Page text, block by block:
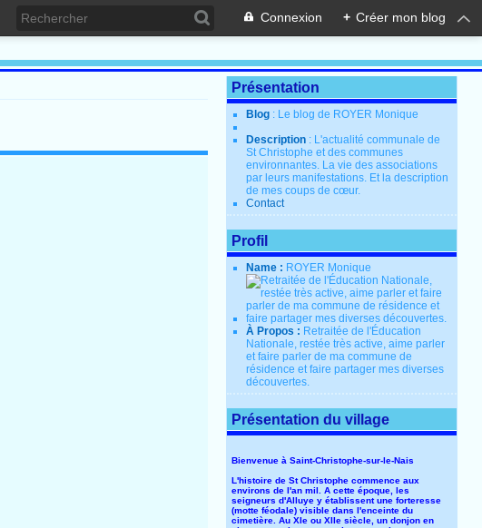
Connexion + Créer mon blog
Présentation
Blog : Le blog de ROYER Monique
Description : L'actualité communale de
St Christophe et des communes
environnantes. La vie des associations
par leurs manifestations. Et la description
de mes coups de cœur.
Contact
Profil
Name : ROYER Monique
À Propos : Retraitée de l'Éducation
Nationale, restée très active, aime parler
et faire parler de ma commune de
résidence et faire partager mes diverses
découvertes.
Présentation du village
Bienvenue à Saint-Christophe-sur-le-Nais
L'histoire de St Christophe commence aux
environs de l'an mil. A cette époque, les
seigneurs d'Alluye y établissent une forteresse
(motte féodale) visible dans l'enceinte du
cimetière. Au XIe ou XIIe siècle, un donjon en